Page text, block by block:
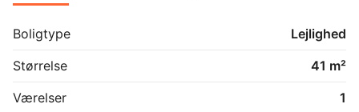
Boligtype
Lejlighed
Størrelse
41 m²
Værelser
1